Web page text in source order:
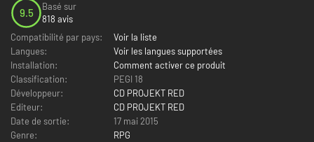
9.5
Basé sur
818 avis
Compatibilité par pays:
Voir la liste
Langues:
Voir les langues supportées
Installation:
Comment activer ce produit
Classification:
PEGI 18
Développeur:
CD PROJEKT RED
Editeur:
CD PROJEKT RED
Date de sortie:
17 mai 2015
Genre:
RPG